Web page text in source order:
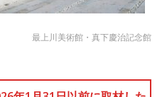
最上川美術館・真下慶治記念館